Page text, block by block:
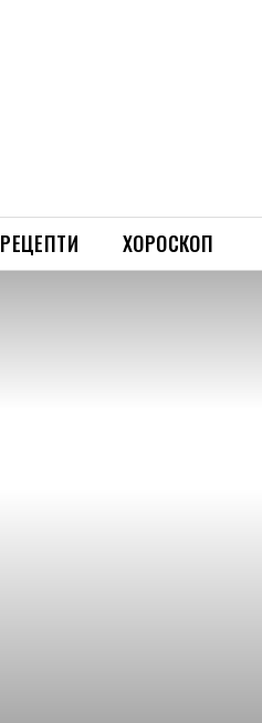
РЕЦЕПТИ ХОРОСКОП